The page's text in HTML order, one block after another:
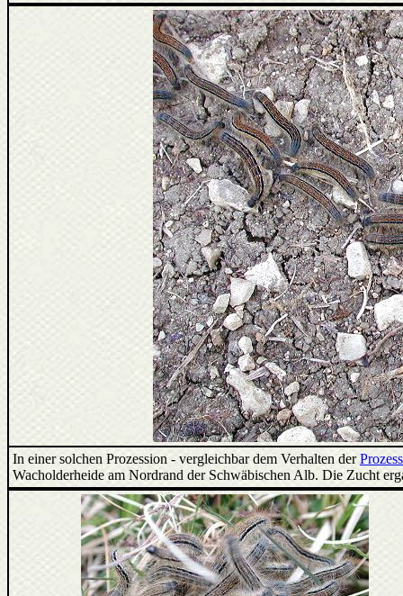
In einer solchen Prozession - vergleichbar dem Verhalten der
Wacholderheide am Nordrand der Schwäbischen Alb. Die Zucht